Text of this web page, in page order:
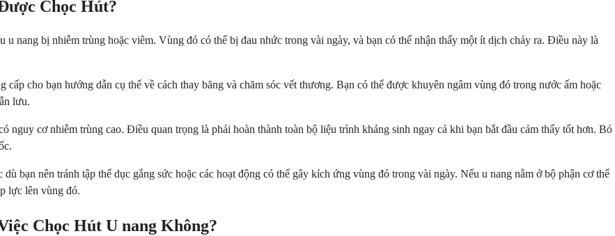
Chọc Hút?
u nang bị nhiễm trùng hoặc viêm. Vùng đó có thể bị đau nhức trong vài ngày, và bạn có thể nhận thấy một ít dịch chảy ra. Điều này là
cho bạn hướng dẫn cụ thể về cách thay băng và chăm sóc vết thương. Bạn có thể được khuyên ngâm vùng đó trong nước ấm hoặc
lưu.
nguy cơ nhiễm trùng cao. Điều quan trọng là phải hoàn thành toàn bộ liệu trình kháng sinh ngay cả khi bạn bắt đầu cảm thấy tốt hơn. Bỏ
bạn nên tránh tập thể dục gắng sức hoặc các hoạt động có thể gây kích ứng vùng đó trong vài ngày. Nếu u nang nằm ở bộ phận cơ thể
lực lên vùng đó.
Chọc Hút U nang Không?